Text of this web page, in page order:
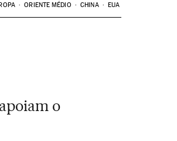
ORIENTE MÉDIO CHINA EUA
o